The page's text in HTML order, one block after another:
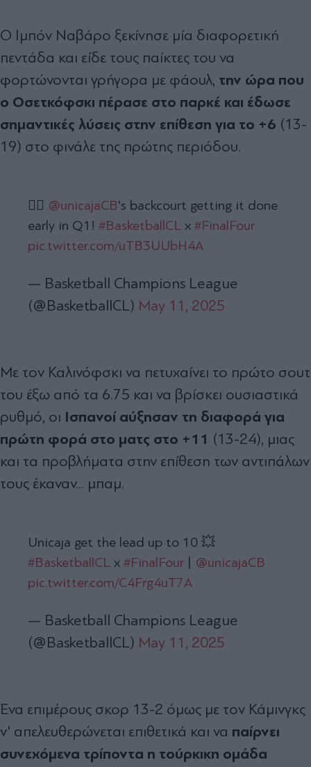
Ο Ιμπόν Ναβάρο ξεκίνησε μία διαφορετική
πεντάδα και είδε τους παίκτες του να
φορτώνονται γρήγορα με φάουλ, την ώρα που
ο Οσετκόφσκι πέρασε στο παρκέ και έδωσε
σημαντικές λύσεις στην επίθεση για το +6 (13-
19) στο φινάλε της πρώτης περιόδου.
😮‍💨 @unicajaCB's backcourt getting it done
early in Q1! #BasketballCL x #FinalFour
pic.twitter.com/uTB3UUbH4A
— Basketball Champions League
(@BasketballCL) May 11, 2025
Με τον Καλινόφσκι να πετυχαίνει το πρώτο σουτ
του έξω από τα 6.75 και να βρίσκει ουσιαστικά
ρυθμό, οι Ισπανοί αύξησαν τη διαφορά για
πρώτη φορά στο ματς στο +11 (13-24), μιας
και τα προβλήματα στην επίθεση των αντιπάλων
τους έκαναν... μπαμ.
Unicaja get the lead up to 10 💥
#BasketballCL x #FinalFour | @unicajaCB
pic.twitter.com/C4Frg4uT7A
— Basketball Champions League
(@BasketballCL) May 11, 2025
Ένα επιμέρους σκορ 13-2 όμως με τον Κάμινγκς
ν' απελευθερώνεται επιθετικά και να παίρνει
συνεχόμενα τρίποντα η τούρκικη ομάδα